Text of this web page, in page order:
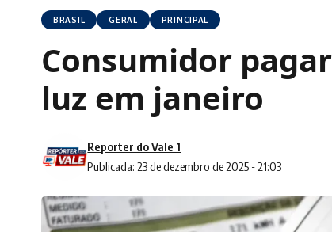
BRASIL GERAL PRINCIPAL
Consumidor
luz em janeiro
Publicada: 23 de dezembro de 2025 - 21:03
Reporter do Vale 1